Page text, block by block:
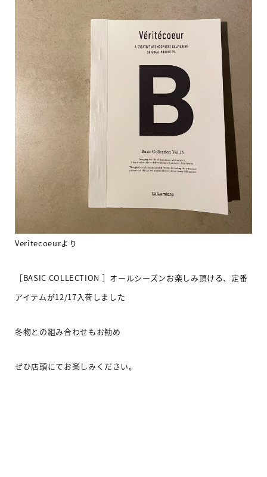
Veritecoeurより
［BASIC COLLECTION ］オールシーズンお楽しみ頂ける、定番
アイテムが12/17入荷しました
冬物との組み合わせもお勧め
ぜひ店頭にてお楽しみください。